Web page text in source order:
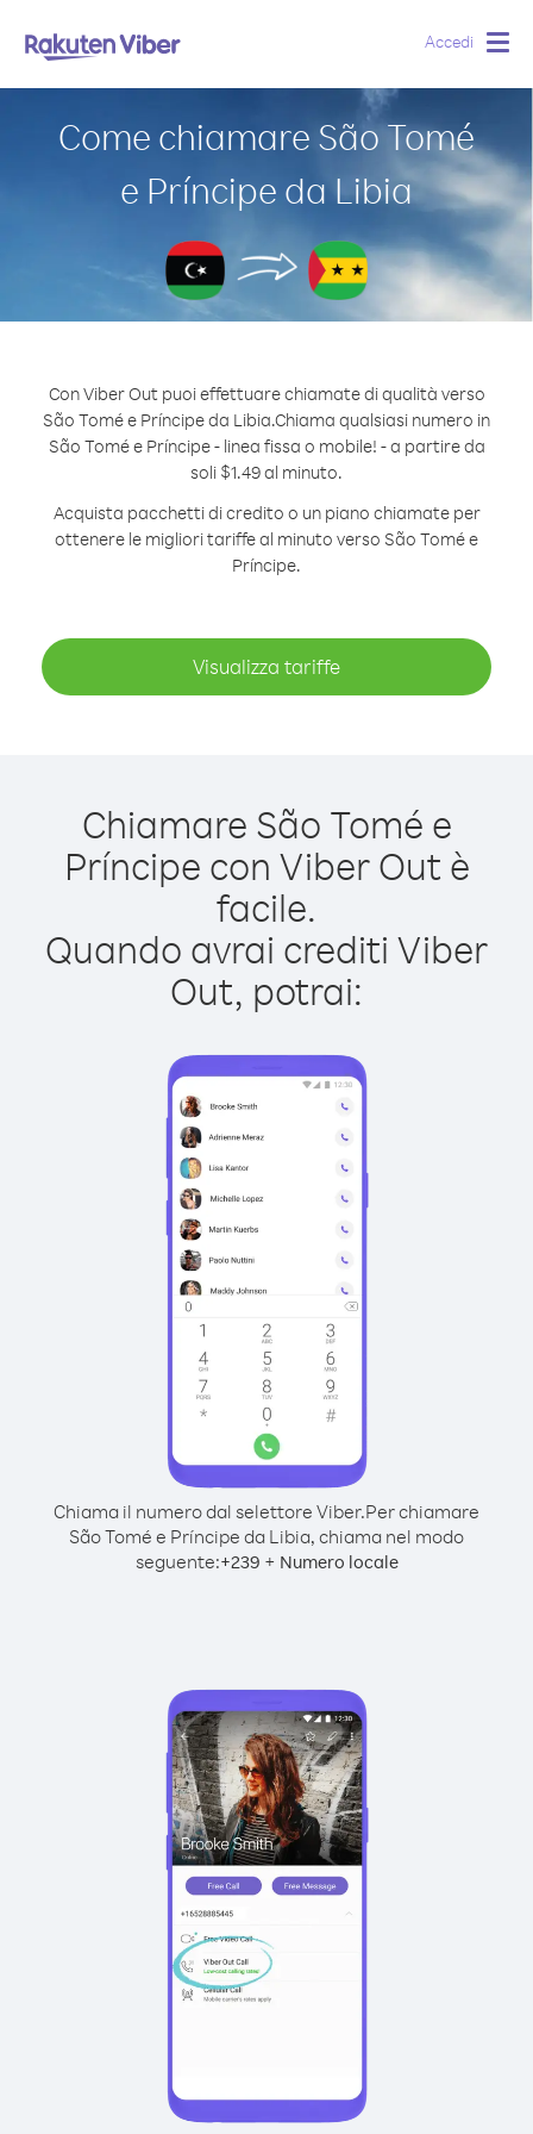
Accedi
Come chiamare São Tomé
e Príncipe da Libia
Con Viber Out puoi effettuare chiamate di qualità verso
São Tomé e Príncipe da Libia.Chiama qualsiasi numero in
São Tomé e Príncipe - linea fissa o mobile! - a partire da
soli $1.49 al minuto.
Acquista pacchetti di credito o un piano chiamate per
ottenere le migliori tariffe al minuto verso São Tomé e
Príncipe.
Visualizza tariffe
Chiamare São Tomé e
Príncipe con Viber Out è
facile.
Quando avrai crediti Viber
Out, potrai:
Chiama il numero dal selettore Viber.Per chiamare
São Tomé e Príncipe da Libia, chiama nel modo
seguente:+239 + Numero locale